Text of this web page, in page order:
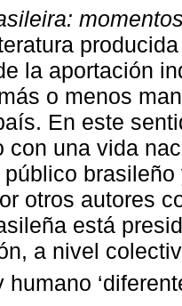
la aportación
o menos
En este
con una vida
otros autores
está
a nivel